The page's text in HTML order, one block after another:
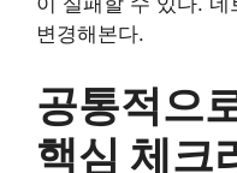
변경해본다.
공통적으
핵심 체크